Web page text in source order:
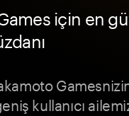
için en
kullanıcı